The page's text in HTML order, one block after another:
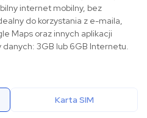
internet mobilny, bez
do korzystania z e-maila,
Maps oraz innych aplikacji
3GB lub 6GB Internetu.
Karta SIM